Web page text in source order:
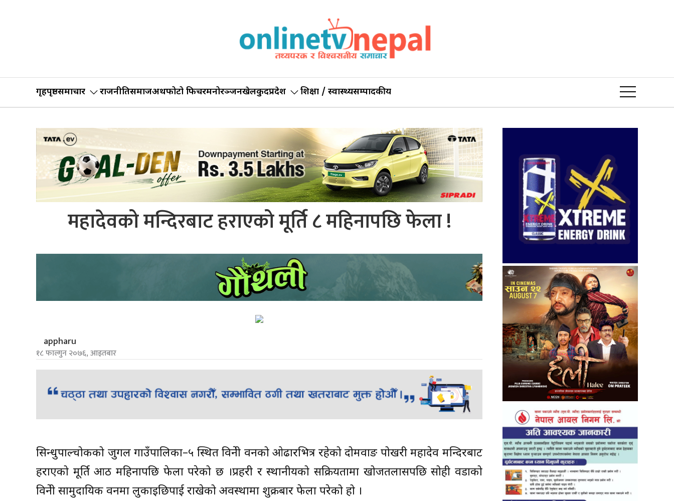
गृहपृष्ठसमाचार राजनीतिसमाजअर्थफोटो फिचरमनोरञ्जनखेलकुदप्रदेश शिक्षा / स्वास्थ्यसम्पादकीय
महादेवको मन्दिरबाट हराएको मूर्ति ८ महिनापछि फेला !
appharu
१८ फाल्गुन २०७६, आइतबार
सिन्धुपाल्चोकको जुगल गाउँपालिका–५ स्थित विम्रेनी वनको ओढारभित्र रहेको दोमवाङ पोखरी महादेव मन्दिरबाट
हराएको मूर्ति आठ महिनापछि फेला परेको छ ।प्रहरी र स्थानीयको सक्रियतामा खोजतलासपछि सोही वडाको
विम्रेनी सामुदायिक वनमा लुकाइछिपाई राखेको अवस्थामा शुक्रबार फेला परेको हो ।